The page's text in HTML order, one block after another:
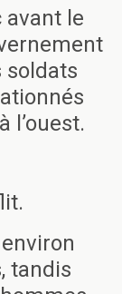
avant le
soldats
l’ouest.
tandis